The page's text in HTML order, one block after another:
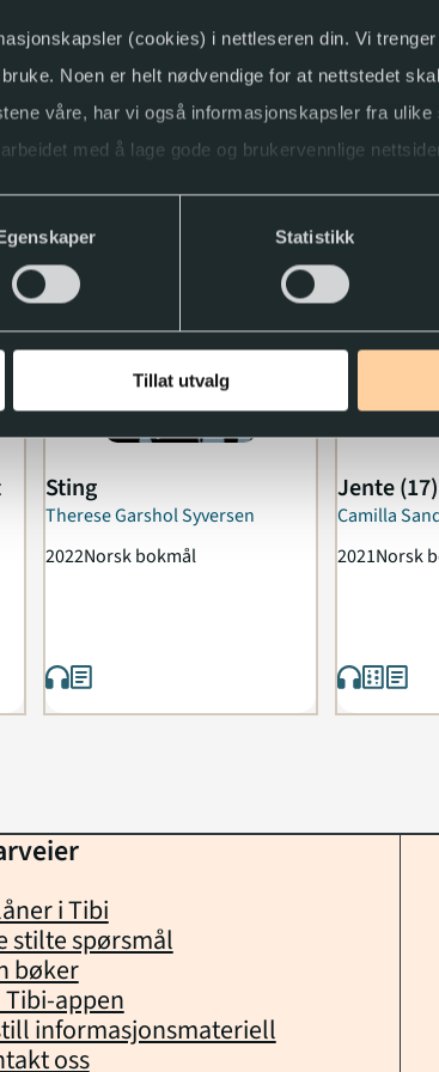
(cookies) i nettleseren din. Vi
Noen er helt nødvendige for at nettstedet
våre, har vi også informasjonskapsler fra
med å lage gode og brukervennlige
Statistikk
Tillat utvalg
Sting
Therese Garshol Syversen
2022Norsk bokmål
Jente
Camilla
2021Norsk
i Tibi
stilte spørsmål
bøker
Tibi-appen
informasjonsmateriell
oss